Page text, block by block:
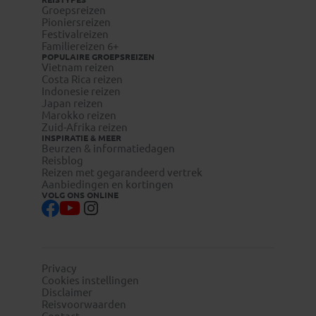
Groepsreizen
Pioniersreizen
Festivalreizen
Familiereizen 6+
POPULAIRE GROEPSREIZEN
Vietnam reizen
Costa Rica reizen
Indonesie reizen
Japan reizen
Marokko reizen
Zuid-Afrika reizen
INSPIRATIE & MEER
Beurzen & informatiedagen
Reisblog
Reizen met gegarandeerd vertrek
Aanbiedingen en kortingen
VOLG ONS ONLINE
Privacy
Cookies instellingen
Disclaimer
Reisvoorwaarden